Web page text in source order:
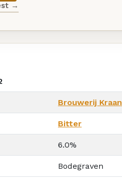
→
Brouwerij Kraan
Bitter
6.0%
Bodegraven